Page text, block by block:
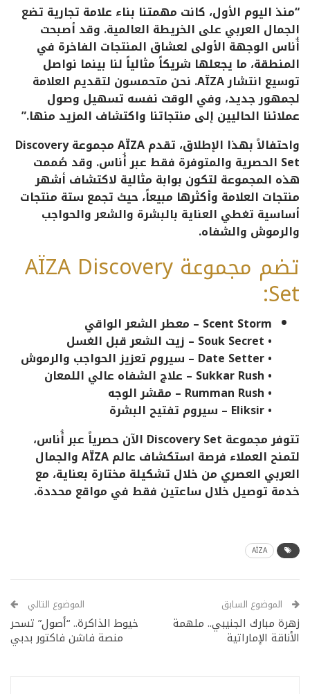
“منذ اليوم الأول، كانت مهمتنا بناء علامة تجارية تضع
الجمال العربي على الخريطة العالمية. وقد أصبحت
أُناس الوجهة الأولى لعشاق المنتجات الفاخرة في
المنطقة، ما يجعلها شريكاً مثالياً لنا بينما نواصل
توسيع انتشارAÏZA. نحن متحمسون لتقديم العلامة
لجمهور جديد، وفي الوقت نفسه تسهيل وصول
عملائنا الحاليين إلى منتجاتنا واكتشاف المزيد منها.”
واحتفالاً بهذا الإطلاق، تقدمAÏZAمجموعةDiscovery
Set الحصرية والمتوفرة فقط عبر أُناس. وقد صُممت
هذه المجموعة لتكون بوابة مثالية لاكتشاف أشهر
منتجات العلامة وأكثرها مبيعاً، حيث تجمع ستة منتجات
أساسية تغطي العناية بالبشرة والشعر والحواجب
والرموش والشفاه.
تضم مجموعة AÏZA Discovery
Set:
Scent Storm – معطر الشعر الواقي
•
Souk Secret – زيت الشعر قبل الغسل
•
Date Setter – سيروم تعزيز الحواجب والرموش
•
Sukkar Rush – علاج الشفاه عالي اللمعان
•
Rumman Rush – مقشر الوجه
•
Eliksir – سيروم تفتيح البشرة
تتوفر مجموعة Discovery Set الآن حصرياً عبر أُناس،
لتمنح العملاء فرصة استكشاف عالمAÏZAوالجمال
العربي العصري من خلال تشكيلة مختارة بعناية، مع
خدمة توصيل خلال ساعتين فقط في مواقع محددة.
AÏZA
الموضوع السابق
زهرة مبارك الجنيبي.. ملهمة
الأناقة الإماراتية
الموضوع التالي
خيوط الذاكرة.. “أصول” تسحر
منصة فاشن فاكتور بدبي